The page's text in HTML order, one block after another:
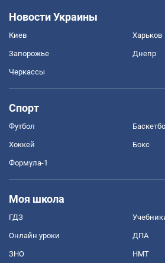
Новости Украины
Киев Харьков
Запорожье Днепр
Черкассы
Спорт
Футбол
Хоккей Бокс
Формула-1
Моя школа
ГДЗ
Онлайн уроки ДПА
ЗНО НМТ